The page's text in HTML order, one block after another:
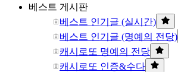
베스트 게시판
베스트 인기글 (실시간)
베스트 인기글 (명예의 전당)
캐시로또 명예의 전당
캐시로또 인증&수다